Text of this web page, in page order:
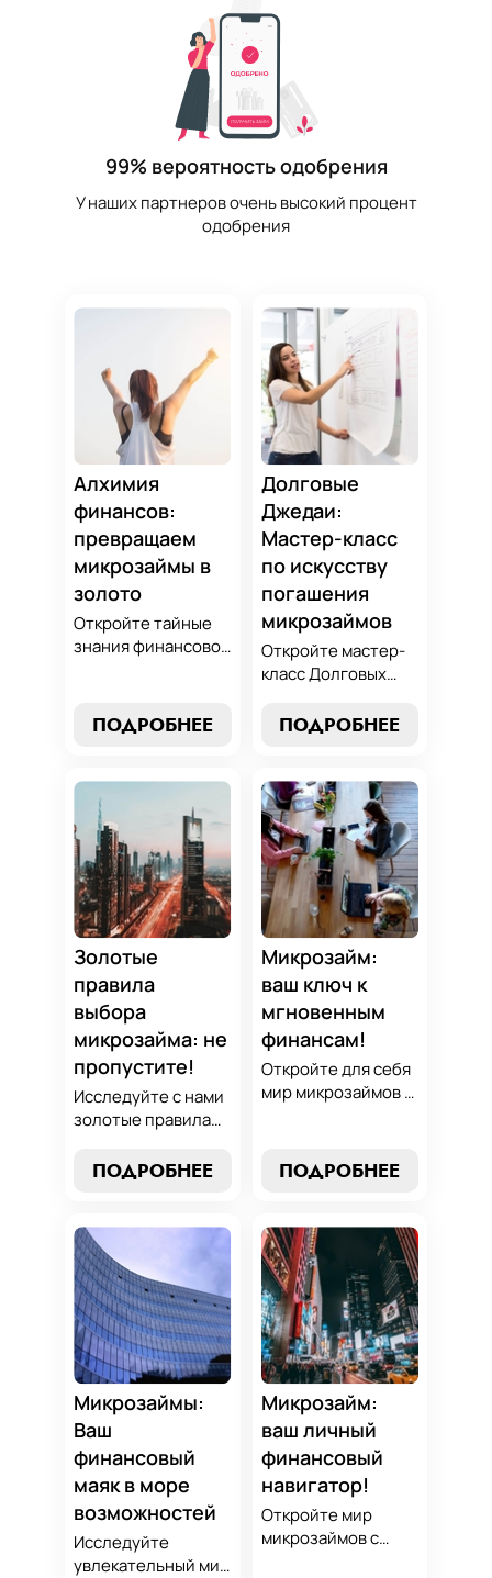
99% вероятность одобрения
У наших партнеров очень высокий процент
одобрения
Алхимия
финансов:
превращаем
микрозаймы в
золото
Откройте тайные
знания финансовой
превращать
обязательства по
золотые
возможности.
Погрузитесь в мир
умного управления
долгами с нашим
практическим
руководством.
ПОДРОБНЕЕ
Долговые
Джедаи:
Мастер-класс
по искусству
погашения
микрозаймов
Откройте мастер-
класс Долговых
погашению
финансового
равновесия.
Узнайте, как
управлять долгами
и достичь
финансовой
гармонии, следуя
нашим
проверенным
стратегиям.
ПОДРОБНЕЕ
Золотые
правила
выбора
микрозайма: не
пропустите!
Исследуйте с нами
золотые правила
и узнайте, как
вариант,
разработать
стратегию
погашения и
обеспечить свою
финансовую
безопасность. Ваш
компас в мире
микрокредитов!
ПОДРОБНЕЕ
Микрозайм:
ваш ключ к
мгновенным
финансам!
Откройте для себя
мир микрозаймов с
выбрать лучший
микрозайм,
стратегии
погашения и
обеспечить себе
финансовую
стабильность. Ваш
ключ к умным
финансам здесь!
ПОДРОБНЕЕ
Микрозаймы:
Ваш
финансовый
маяк в море
возможностей
Исследуйте
увлекательный мир
Микрозайм:
ваш личный
финансовый
навигатор!
Откройте мир
микрозаймов с